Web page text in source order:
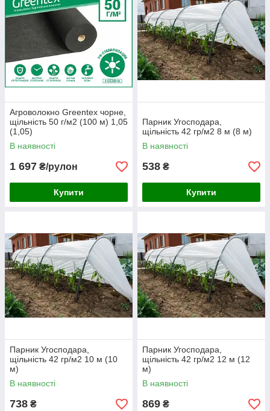
Агроволокно Greentex чорне,
щільність 50 г/м2 (100 м) 1,05
(1,05)
В наявності
1 697 ₴/рулон
Купити
Парник Угосподара,
щільність 42 гр/м2 8 м (8 м)
В наявності
538 ₴
Купити
Парник Угосподара,
щільність 42 гр/м2 10 м (10
м)
В наявності
738 ₴
Парник Угосподара,
щільність 42 гр/м2 12 м (12
м)
В наявності
869 ₴